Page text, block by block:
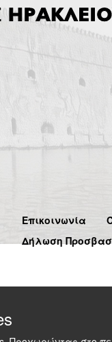
Επικοινωνία
Δήλωση